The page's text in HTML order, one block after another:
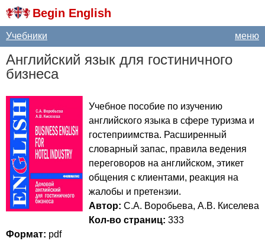
Begin English
меню
Учебники
Английский язык для гостиничного
бизнеса
Учебное пособие по изучению
английского языка в сфере туризма и
гостеприимства. Расширенный
словарный запас, правила ведения
переговоров на английском, этикет
общения с клиентами, реакция на
жалобы и претензии.
Автор: С.А. Воробьева, А.В. Киселева
Кол-во страниц: 333
Формат: pdf